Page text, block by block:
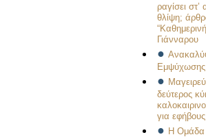
ραγίσει
θλίψη;
Γιάνναρου
Εμψύχωσης
δεύτερος
για εφήβους
Η Ομάδα